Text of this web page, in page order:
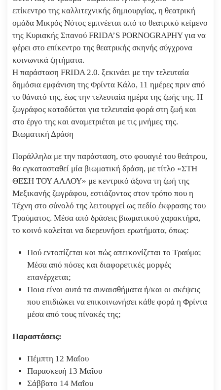
επίκεντρο της καλλιτεχνικής δημιουργίας, η θεατρική
ομάδα Μικρός Νότος εμπνέεται από το θεατρικό κείμενο
της Κυριακής Σπανού FRIDA’S PORNOGRAPHY για να
φέρει στο επίκεντρο της θεατρικής σκηνής σύγχρονα
κοινωνικά ζητήματα.
Η παράσταση FRIDA 2.0. ξεκινάει με την τελευταία
δημόσια εμφάνιση της Φρίντα Kάλο, 11 ημέρες πριν από
το θάνατό της, έως την τελευταία ημέρα της ζωής της. Η
ζωγράφος καταδύεται για τελευταία φορά στη ζωή και
στο έργο της και αναμετριέται με τις μνήμες της.
Βιωματική Δράση
Παράλληλα με την παράσταση, στο φουαγιέ του θεάτρου,
θα εγκατασταθεί μία βιωματική δράση, με τίτλο «ΣΤΗ
ΘΕΣΗ ΤΟΥ ΑΛΛΟΥ» με κεντρικό άξονα τη ζωή της
Μεξικανής ζωγράφου, εστιάζοντας στον τρόπο που η
Τέχνη στο σύνολό της λειτουργεί ως πεδίο έκφρασης του
Τραύματος. Μέσα από δράσεις βιωματικού χαρακτήρα,
το κοινό καλείται να διερευνήσει ερωτήματα, όπως:
Πού εντοπίζεται και πώς απεικονίζεται το Τραύμα;
Μέσα από πόσες και διαφορετικές μορφές
επανέρχεται;
Ποια είναι αυτά τα συναισθήματα ή/και οι σκέψεις
που επιδιώκει να επικοινωνήσει κάθε φορά η Φρίντα
μέσα από τους πίνακές της;
Παραστάσεις:
Πέμπτη 12 Μαΐου
Παρασκευή 13 Μαΐου
Σάββατο 14 Μαΐου